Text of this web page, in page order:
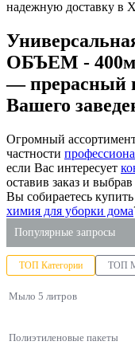
надежную доставку в
ОБЪЕМ -
— прерасный
Вашего
Огромный
частности
если Вас интересует
оставив заказ и
Вы собираетесь
химия для уборки дома
Популярные запросы
одноразовые
купить контейнеры
купить пластиковые
ТОП Категории ТОП
Мыло 5 литров
Полиэтиленовые пакеты